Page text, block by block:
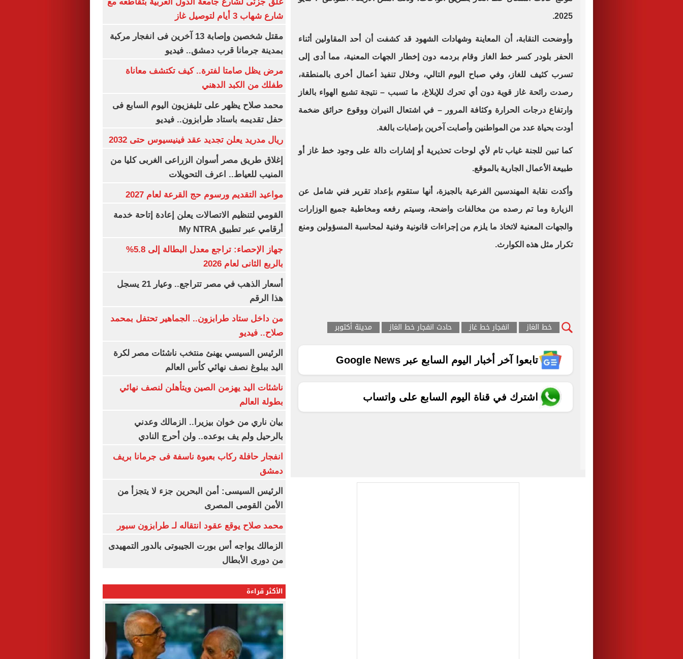
2025.
وأوضحت النقابة، أن المعاينة وشهادات الشهود قد كشفت أن أحد المقاولين أثناء
الحفر بلودر كسر خط الغاز وقام بردمه دون إخطار الجهات المعنية، مما أدى إلى
تسرب كثيف للغاز، وفي صباح اليوم التالي، وخلال تنفيذ أعمال أخرى بالمنطقة،
رصدت رائحة غاز قوية دون أي تحرك للإبلاغ، ما تسبب – نتيجة تشبع الهواء بالغاز
وارتفاع درجات الحرارة وكثافة المرور – في اشتعال النيران ووقوع حرائق ضخمة
أودت بحياة عدد من المواطنين وأصابت آخرين بإصابات بالغة.
كما تبين للجنة غياب تام لأي لوحات تحذيرية أو إشارات دالة على وجود خط غاز أو
طبيعة الأعمال الجارية بالموقع.
وأكدت نقابة المهندسين الفرعية بالجيزة، أنها ستقوم بإعداد تقرير فني شامل عن
الزيارة وما تم رصده من مخالفات واضحة، وسيتم رفعه ومخاطبة جميع الوزارات
والجهات المعنية لاتخاذ ما يلزم من إجراءات قانونية وفنية لمحاسبة المسؤولين ومنع
تكرار مثل هذه الكوارث.
خط الغاز انفجار خط غاز حادث انفجار خط الغاز مدينة أكتوبر
تابعوا آخر أخبار اليوم السابع عبر Google News
اشترك في قناة اليوم السابع على واتساب
شارع شهاب 3 أيام لتوصيل غاز
مقتل شخصين وإصابة 13 آخرين فى انفجار مركبة
بمدينة جرمانا قرب دمشق.. فيديو
مرض يظل صامتا لفترة.. كيف تكتشف معاناة
طفلك من الكبد الدهني
محمد صلاح يظهر على تليفزيون اليوم السابع فى
حفل تقديمه باستاد طرابزون.. فيديو
ريال مدريد يعلن تجديد عقد فينيسيوس حتى 2032
إغلاق طريق مصر أسوان الزراعى الغربى كليا من
المنيب للعياط.. اعرف التحويلات
مواعيد التقديم ورسوم حج القرعة لعام 2027
القومي لتنظيم الاتصالات يعلن إعادة إتاحة خدمة
أرقامي عبر تطبيق My NTRA
جهاز الإحصاء: تراجع معدل البطالة إلى 5.8%
بالربع الثانى لعام 2026
أسعار الذهب في مصر تتراجع.. وعيار 21 يسجل
هذا الرقم
من داخل ستاد طرابزون.. الجماهير تحتفل بمحمد
صلاح.. فيديو
الرئيس السيسي يهنئ منتخب ناشئات مصر لكرة
اليد ببلوغ نصف نهائي كأس العالم
ناشئات اليد يهزمن الصين ويتأهلن لنصف نهائي
بطولة العالم
بيان ناري من خوان بيزيرا.. الزمالك وعدني
بالرحيل ولم يف بوعده.. ولن أحرج النادي
انفجار حافلة ركاب بعبوة ناسفة فى جرمانا بريف
دمشق
الرئيس السيسى: أمن البحرين جزء لا يتجزأ من
الأمن القومى المصرى
محمد صلاح يوقع عقود انتقاله لـ طرابزون سبور
الزمالك يواجه أس بورت الجيبوتى بالدور التمهيدى
من دورى الأبطال
الأكثر قراءة